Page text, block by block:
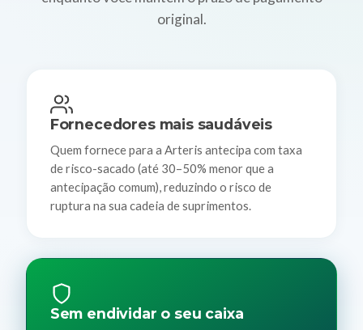
original.
Fornecedores mais saudáveis
Quem fornece para a Arteris antecipa com taxa
de risco-sacado (até 30–50% menor que a
antecipação comum), reduzindo o risco de
ruptura na sua cadeia de suprimentos.
Sem endividar o seu caixa